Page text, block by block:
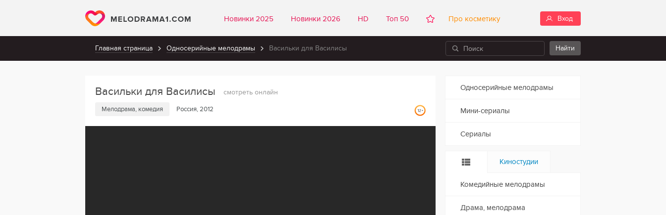
Новинки 2025 Новинки 2026 HD Топ 50 Про косметику Вход
Главная страница Односерийные мелодрамы Васильки для Василисы
Васильки для Василисы смотреть онлайн
Мелодрама, комедия Россия, 2012
Односерийные мелодрамы
Мини-сериалы
Сериалы
Киностудии
Комедийные мелодрамы
Драма, мелодрама